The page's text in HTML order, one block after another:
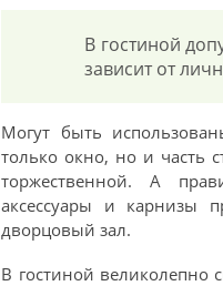
В гостиной
зависит от
Могут быть
только окно, но и часть
торжественной. А
аксессуары и карнизы
дворцовый зал.
В гостиной великолепно